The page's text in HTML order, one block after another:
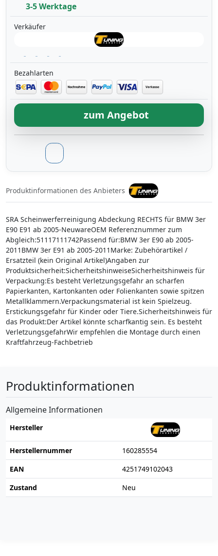
3-5 Werktage
Verkäufer
Bezahlarten
zum Angebot
Produktinformationen des Anbieters
SRA Scheinwerferreinigung Abdeckung RECHTS für BMW 3er
E90 E91 ab 2005-NeuwareOEM Referenznummer zum
Abgleich:51117111742Passend für:BMW 3er E90 ab 2005-
2011BMW 3er E91 ab 2005-2011Marke: Zubehörartikel /
Ersatzteil (kein Original Artikel)Angaben zur
Produktsicherheit:SicherheitshinweiseSicherheitshinweis für
Verpackung:Es besteht Verletzungsgefahr an scharfen
Papierkanten, Kartonkanten oder Folienkanten sowie spitzen
Metallklammern.Verpackungsmaterial ist kein Spielzeug.
Erstickungsgefahr für Kinder oder Tiere.Sicherheitshinweis für
das Produkt:Der Artikel könnte scharfkantig sein. Es besteht
VerletzungsgefahrWir empfehlen die Montage durch einen
Kraftfahrzeug-Fachbetrieb
Produktinformationen
Allgemeine Informationen
Hersteller
Herstellernummer
160285554
EAN
4251749102043
Zustand
Neu